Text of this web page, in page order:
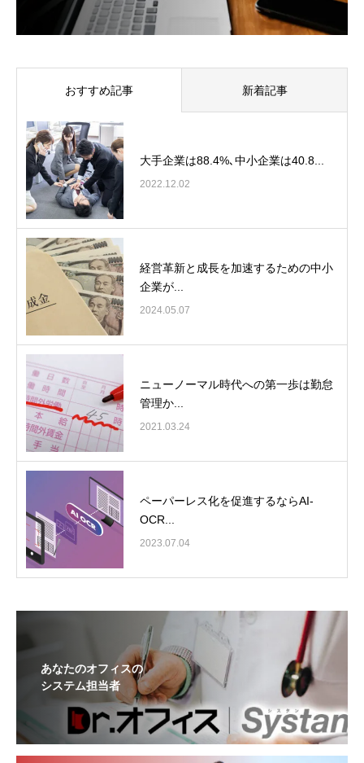
おすすめ記事 新着記事
大手企業は88.4%､中小企業は40.8...
2022.12.02
経営革新と成長を加速するための中小
企業が...
2024.05.07
ニューノーマル時代への第一歩は勤怠
管理か...
2021.03.24
ペーパーレス化を促進するならAI-
OCR...
2023.07.04
あなたのオフィスの
システム担当者